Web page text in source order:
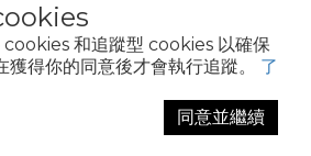
cookies 和追蹤型 cookies 以確保
獲得你的同意後才會執行追蹤。 了
同意並繼續
Powered by SHOPLINE